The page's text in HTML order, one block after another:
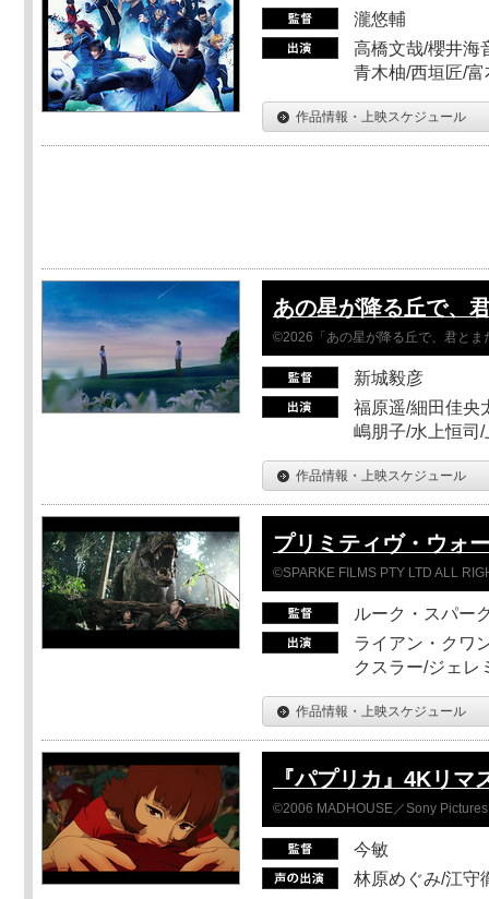
瀧悠輔
高橋文哉/櫻井海
青木柚/西垣匠/
作品情報・上映スケジュール
あの星が降る丘で、
©2026「あの星が降る丘で、君とま
新城毅彦
福原遥/細田佳央
嶋朋子/水上恒司
作品情報・上映スケジュール
プリミティヴ・ウォ
©SPARKE FILMS PTY LTD ALL
ルーク・スパー
ライアン・クワ
クスラー/ジェレ
作品情報・上映スケジュール
『パプリカ』4Kリマ
©2006 MADHOUSE／Sony
今敏
林原めぐみ/江守